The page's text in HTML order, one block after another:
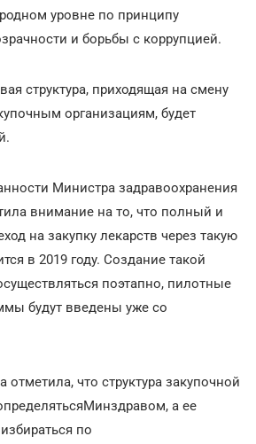
уровне по принципу
и борьбы с коррупцией.
структура, приходящая на смену
организациям, будет
Министра задравоохранения
внимание на то, что полный и
на закупку лекарств через такую
в 2019 году. Создание такой
поэтапно, пилотные
будут введены уже со
что структура закупочной
а ее
по